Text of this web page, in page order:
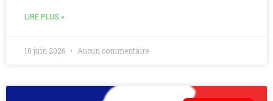
LIRE PLUS »
10 juin 2026 Aucun commentaire